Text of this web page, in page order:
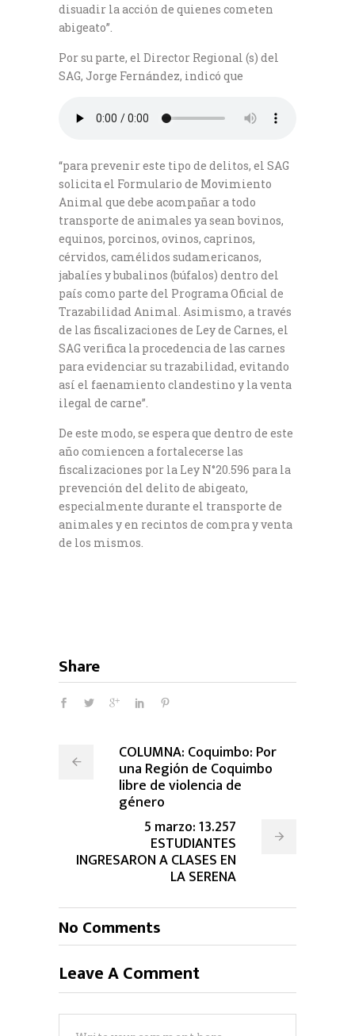
disuadir la acción de quienes cometen
abigeato”.
Por su parte, el Director Regional (s) del
SAG, Jorge Fernández, indicó que
“para prevenir este tipo de delitos, el SAG
solicita el Formulario de Movimiento
Animal que debe acompañar a todo
transporte de animales ya sean bovinos,
equinos, porcinos, ovinos, caprinos,
cérvidos, camélidos sudamericanos,
jabalíes y bubalinos (búfalos) dentro del
país como parte del Programa Oficial de
Trazabilidad Animal. Asimismo, a través
de las fiscalizaciones de Ley de Carnes, el
SAG verifica la procedencia de las carnes
para evidenciar su trazabilidad, evitando
así el faenamiento clandestino y la venta
ilegal de carne”.
De este modo, se espera que dentro de este
año comiencen a fortalecerse las
fiscalizaciones por la Ley N°20.596 para la
prevención del delito de abigeato,
especialmente durante el transporte de
animales y en recintos de compra y venta
de los mismos.
Share
COLUMNA: Coquimbo: Por
una Región de Coquimbo
libre de violencia de
género
5 marzo: 13.257
ESTUDIANTES
INGRESARON A CLASES EN
LA SERENA
No Comments
Leave A Comment